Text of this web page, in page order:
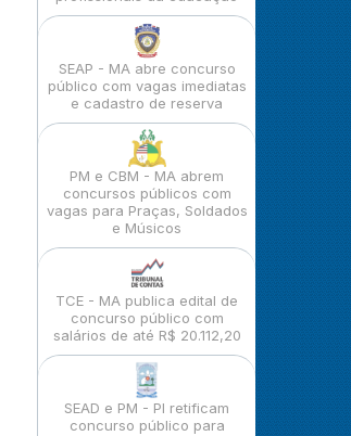
SEAP - MA abre concurso
público com vagas imediatas
e cadastro de reserva
PM e CBM - MA abrem
concursos públicos com
vagas para Praças, Soldados
e Músicos
TCE - MA publica edital de
concurso público com
salários de até R$ 20.112,20
SEAD e PM - PI retificam
concurso público para